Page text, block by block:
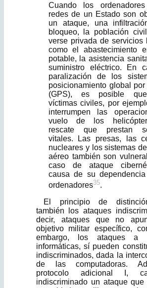
Cuando los
redes de un Estado son
un ataque, una
bloqueo, la población
verse privada de servicios
como el abastecimiento
potable, la asistencia
suministro eléctrico. En
paralización de los
posicionamiento global
(GPS), es posible
víctimas civiles, por
interrump­en las
vuelo de los
rescate que prestan
vitales. Las presas, las
nucleares y los sistemas
aéreo también son
caso de ataque
causa de su
ordenadores35.
El principio de
también los ataques
decir, ataques que no
objetivo militar específico,
embargo, los ataques a
informáticas, sí pueden
indiscriminados, dada la
de las computadoras.
protocolo adicional I,
indiscriminado un ataque que